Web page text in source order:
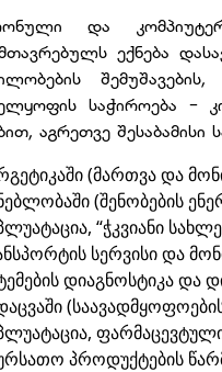
და
ექნება
საჭიროება -
აგრეთვე
(მართვა და
(შენობების
“ჭკვიანი
სერვისი და
დიაგნოსტიკა და
პროდუქტების